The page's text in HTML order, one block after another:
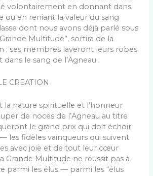
vo­lontairement en donnant dans
ou en reniant la valeur du sang
dont nous avons déjà parlé sous
Mul­titude”, sortira de la
; ses membres laveront leurs robes
le sang de l’Agneau.
CREATION
la nature spirituelle et l’hon­neur
de noces de l’Agneau au titre
le grand prix qui doit échoir
les fidèles vainqueurs qui sui­vent
avec joie et de tout leur cœur
Grande Multitude ne réussit pas à
parmi les élus — parmi les “élus